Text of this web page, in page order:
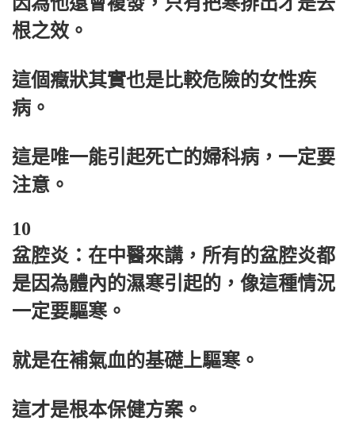
根之效。
這個癥狀其實也是比較危險的女性疾
病。
這是唯一能引起死亡的婦科病，一定要
注意。
10
盆腔炎：在中醫來講，所有的盆腔炎都
是因為體內的濕寒引起的，像這種情況
一定要驅寒。
就是在補氣血的基礎上驅寒。
這才是根本保健方案。